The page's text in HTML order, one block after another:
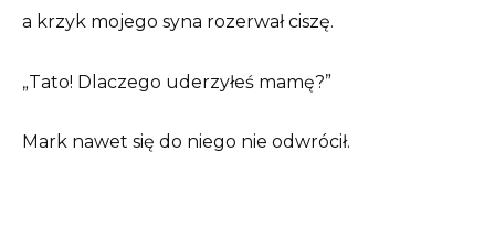
a krzyk mojego syna rozerwał ciszę.
„Tato! Dlaczego uderzyłeś mamę?”
Mark nawet się do niego nie odwrócił.